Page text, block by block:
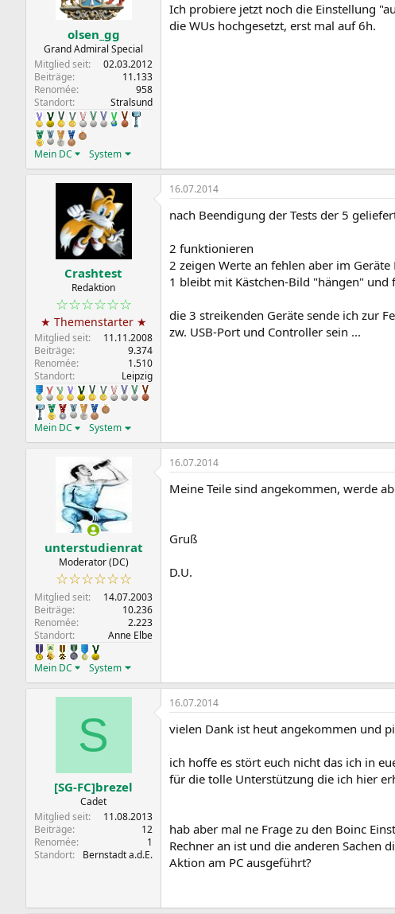
olsen_gg
Grand Admiral Special
Mitglied seit
02.03.2012
Beiträge
11.133
Renomée
958
Standort
Stralsund
Mein DC System
Ich probiere jetzt noch die Einstellung
die WUs hochgesetzt, erst mal auf 6h.
Crashtest
Redaktion
☆☆☆☆☆☆
★ Themenstarter ★
Mitglied seit
11.11.2008
Beiträge
9.374
Renomée
1.510
Standort
Leipzig
Mein DC System
16.07.2014
nach Beendigung der Tests der 5
2 funktionieren
2 zeigen Werte an fehlen aber im
1 bleibt mit Kästchen-Bild "hängen" und
die 3 streikenden Geräte sende ich zur
zw. USB-Port und Controller sein ...
unterstudienrat
Moderator (DC)
☆☆☆☆☆☆
Mitglied seit
14.07.2003
Beiträge
10.236
Renomée
2.223
Standort
Anne Elbe
Mein DC System
16.07.2014
Meine Teile sind angekommen, werde
Gruß
D.U.
S
[SG-FC]brezel
Cadet
Mitglied seit
11.08.2013
Beiträge
12
Renomée
1
Standort
Bernstadt a.d.E.
16.07.2014
vielen Dank ist heut angekommen und
ich hoffe es stört euch nicht das ich in
für die tolle Unterstützung die ich hier
hab aber mal ne Frage zu den Boinc
Rechner an ist und die anderen
Aktion am PC ausgeführt?